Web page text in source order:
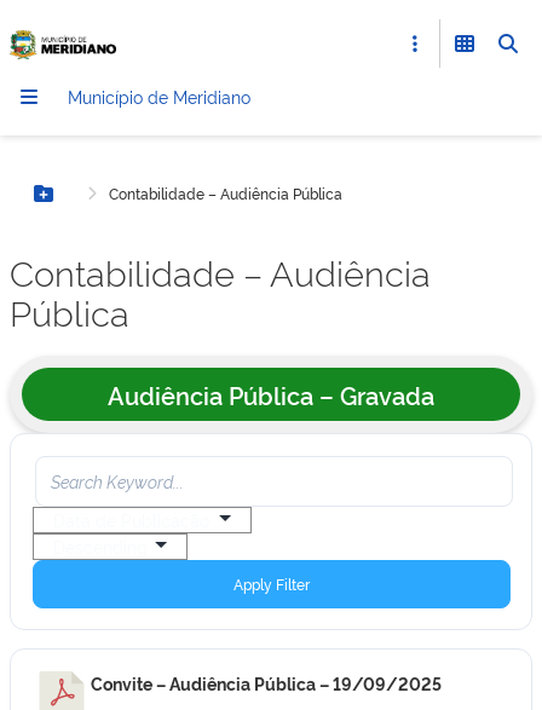
Município de Meridiano
Botão MenuContabilidade – Audiência Pública
Contabilidade – Audiência
Pública
Audiência Pública – Gravada
Apply Filter
Convite – Audiência Pública – 19/09/2025